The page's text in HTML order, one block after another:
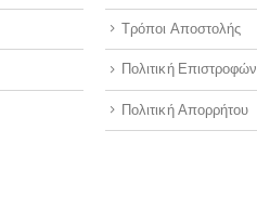
Τρόποι Αποστολής
Πολιτική Επιστροφών
Πολιτική Απορρήτου